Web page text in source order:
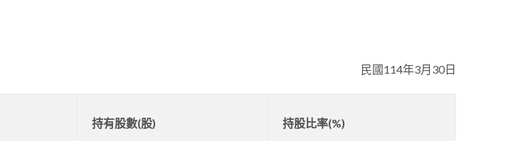
民國114年3月30日
持有股數(股) 持股比率(%)